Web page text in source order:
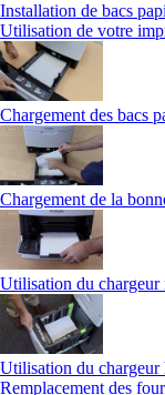
Installation de bacs
Utilisation de votre
Chargement des bacs
Chargement de la
Utilisation du
Utilisation du chargeur
Remplacement des